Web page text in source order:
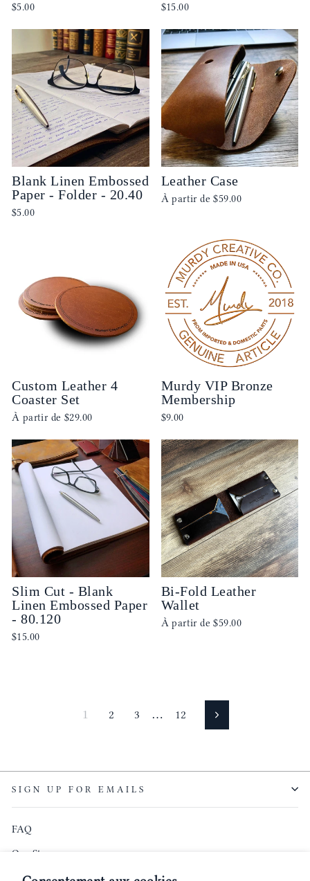
$5.00 $15.00
Blank Linen Embossed
Paper - Folder - 20.40
$5.00
Leather Case
À partir de$59.00
Custom Leather 4
Coaster Set
À partir de $29.00
Murdy VIP Bronze
Membership
$9.00
Slim Cut - Blank
Linen Embossed Paper
- 80.120
$15.00
Bi-Fold Leather
Wallet
À partir de$59.00
1 2 3 … 12 Suivant
SIGN UP FOR EMAILS
FAQ
Our Story
Founder's Podcast